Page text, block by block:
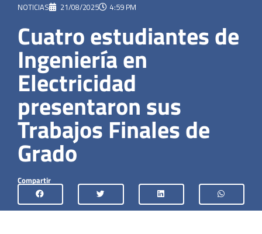
NOTICIAS 21/08/2025 4:59 PM
Cuatro estudiantes de
Ingeniería en
Electricidad
presentaron sus
Trabajos Finales de
Grado
Compartir